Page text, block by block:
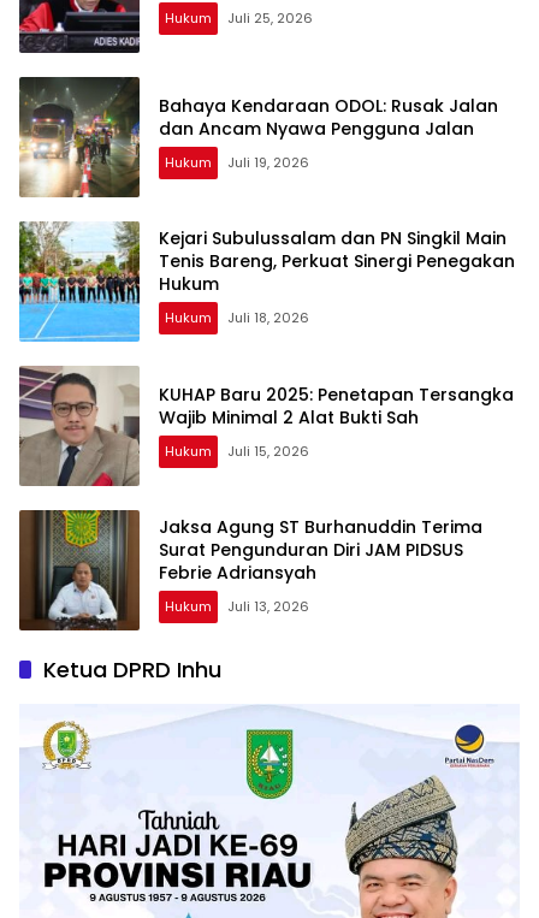
Hukum Juli 25, 2026
Bahaya Kendaraan ODOL: Rusak Jalan
dan Ancam Nyawa Pengguna Jalan
Hukum Juli 19, 2026
Kejari Subulussalam dan PN Singkil Main
Tenis Bareng, Perkuat Sinergi Penegakan
Hukum
Hukum Juli 18, 2026
KUHAP Baru 2025: Penetapan Tersangka
Wajib Minimal 2 Alat Bukti Sah
Hukum Juli 15, 2026
Jaksa Agung ST Burhanuddin Terima
Surat Pengunduran Diri JAM PIDSUS
Febrie Adriansyah
Hukum Juli 13, 2026
Ketua DPRD Inhu